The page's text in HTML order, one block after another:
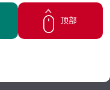
顶部